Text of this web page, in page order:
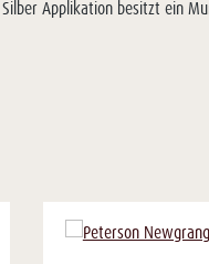
Applikation besitzt ein